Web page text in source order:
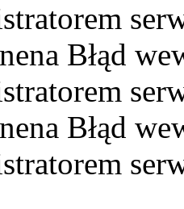
Błąd
Błąd